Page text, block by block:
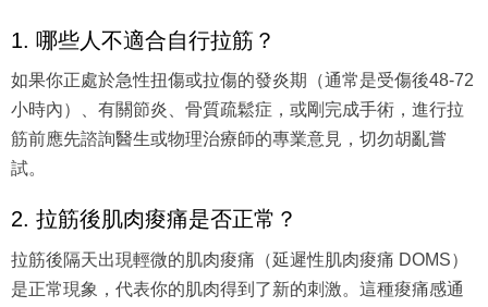
1. 哪些人不適合自行拉筋？
如果你正處於急性扭傷或拉傷的發炎期（通常是受傷後48-72
小時內）、有關節炎、骨質疏鬆症，或剛完成手術，進行拉
筋前應先諮詢醫生或物理治療師的專業意見，切勿胡亂嘗
試。
2. 拉筋後肌肉痠痛是否正常？
拉筋後隔天出現輕微的肌肉痠痛（延遲性肌肉痠痛 DOMS）
是正常現象，代表你的肌肉得到了新的刺激。這種痠痛感通